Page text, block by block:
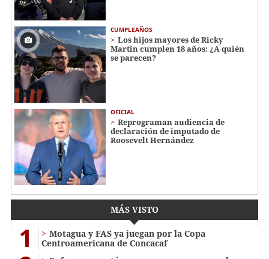
CUMPLEAÑOS
Los hijos mayores de Ricky
Martin cumplen 18 años: ¿A quién
se parecen?
OFICIAL
Reprograman audiencia de
declaración de imputado de
Roosevelt Hernández
MÁS VISTO
1
Motagua y FAS ya juegan por la Copa
Centroamericana de Concacaf